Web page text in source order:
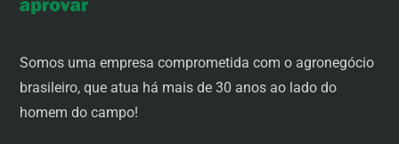
Somos uma empresa comprometida com o agronegócio
brasileiro, que atua há mais de 30 anos ao lado do
homem do campo!